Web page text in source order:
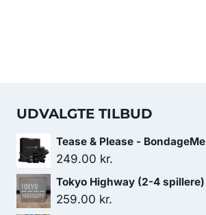
UDVALGTE TILBUD
Tease & Please - BondageMe
249.00 kr.
Tokyo Highway (2-4 spillere)
259.00 kr.